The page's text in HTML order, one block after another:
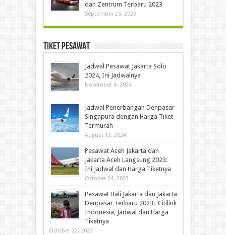
dan Zentrum Terbaru 2023
September 25, 2023
Tiket Pesawat
Jadwal Pesawat Jakarta Solo
2024, Ini Jadwalnya
November 4, 2024
Jadwal Penerbangan Denpasar
Singapura dengan Harga Tiket
Termurah
August 13, 2024
Pesawat Aceh Jakarta dan
Jakarta Aceh Langsung 2023:
Ini Jadwal dan Harga Tiketnya
October 24, 2023
Pesawat Bali Jakarta dan Jakarta
Denpasar Terbaru 2023: Citilink
Indonesia, Jadwal dan Harga
Tiketnya
October 22, 2023